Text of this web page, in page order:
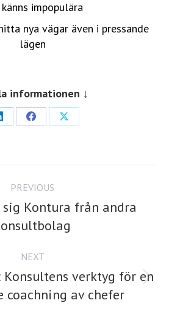
impopulära
nya vägar även i pressande
lägen
informationen ↓
Share
Facebook
Share
X
PREVIOUS
Previous
post:
Kontura från andra
NEXT
Next
post:
verktyg för en
coachning av chefer